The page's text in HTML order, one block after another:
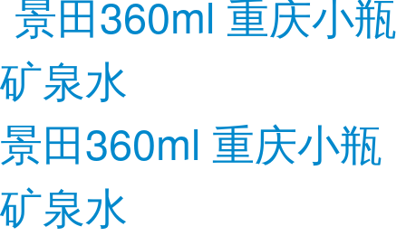
景田360ml 重庆小瓶
矿泉水